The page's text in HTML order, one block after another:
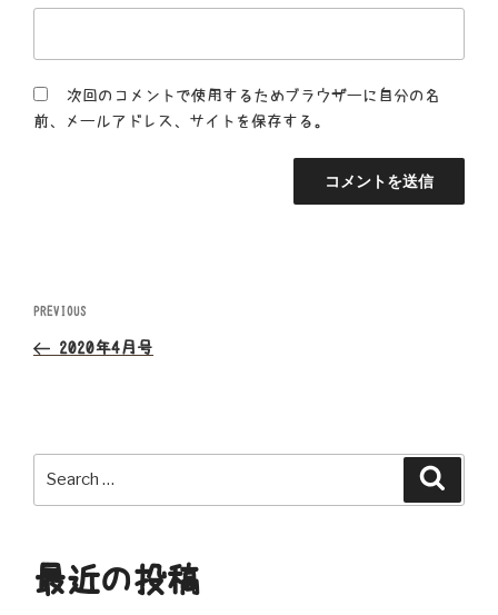
次回のコメントで使用するためブラウザーに自分の名
前、メールアドレス、サイトを保存する。
投
稿
ビ
ゲ
シ
Previous
Post
PREVIOUS
2020年4月号
最近の投稿